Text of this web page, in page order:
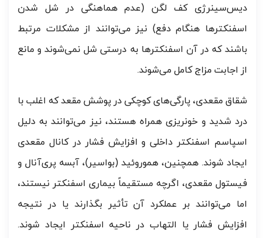
دیس‌سینرژی کف لگن (عدم هماهنگی در شل شدن
اسفنکترها هنگام دفع) نیز می‌توانند از مشکلات مرتبط
باشند که در آن اسفنکترها به درستی شل نمی‌شوند و مانع
از اجابت مزاج کامل می‌شوند.
شقاق مقعدی، پارگی‌های کوچکی در پوشش مقعد که اغلب با
درد شدید و خونریزی همراه هستند، نیز می‌توانند به دلیل
اسپاسم اسفنکتر داخلی و افزایش فشار در کانال مقعدی
ایجاد شوند. همچنین، هموروئید (بواسیر)، آبسه پری‌آنال و
فیستول مقعدی، اگرچه مستقیماً بیماری اسفنکتر نیستند،
اما می‌توانند بر عملکرد آن تأثیر بگذارند یا در نتیجه
افزایش فشار یا التهاب در ناحیه اسفنکتر ایجاد شوند.